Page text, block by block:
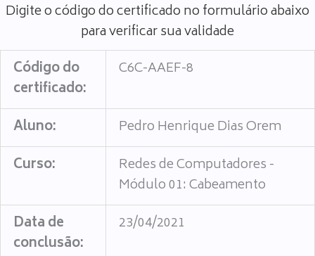
Digite o código do certificado no formulário abaixo
para verificar sua validade
Código do
certificado:
C6C-AAEF-8
Aluno:
Pedro Henrique Dias Orem
Curso:
Redes de Computadores -
Módulo 01: Cabeamento
Data de
conclusão:
23/04/2021